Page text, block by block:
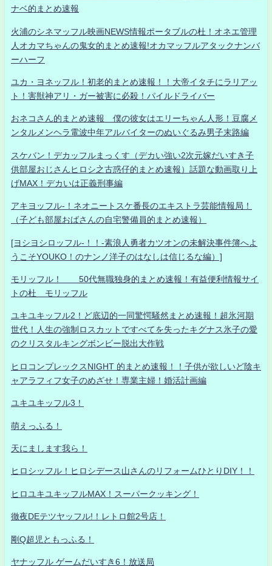
ナベ的まとめ速報
火浦のシネマッフル映画NEWS情報ポータブルの杜！オネエ管理
人オカマちゃんの鬼女的まとめ速報!オカマッフルアタックナンバ
ーハーフ
ユカ・ヨネッフル！初老的まとめ速報！！大帝イタチにラリアッ
ト！害獣神アリ・ガー被害に必殺！パイルドライバー
おネコさん的まとめ速報 僕の彼女はエリーちゃん人形！豆腐メ
ンタルメンヘラ電波中年アルバイターのぬいぐるみ男子末路編
スケバン！デカッフルまっくす（デカい強い2次元嫁だいすき子
供部屋おじさんヒロシ之古惑仔的まとめ速報）話題な動画取り上
げMAX！デカいは正義刑事編
アキヨッフル-！ネオニートスケ番長のエキストラ芸能情報局！
（子ども部屋おばさんの自宅警備員的まとめ速報）
[ヨシヨシロッフル-！！-素浪人勇者カツオンの未解決事件簿へよ
うこそYOUKO！のナンノ洋子のはなしは信じるな編）]
モリッフル！ 50代無職独身的まとめ速報！有益便利情報サイ
トの杜 モリッフル
ユキユキッフル2！ど底辺的一同驚愕騒然まとめ速報！超氷河期
世代！人生の強制ロスカットですべてを失ったキグナス氷子の愛
のクリスタルキングボンビー脱出大作戦
ヒロコンプレックスNIGHT 的まとめ速報！！子供が欲しいど陰キ
ャアラフィフ女子のめざせ！専業主婦！婚活計画編
ユキユキッフル3！
萌えっふる！
天にまします我ら！
ヒロシッフル！ヒロシデース山さんのリフォームひとりDIY！！
ヒロユキユキッフルMAX！スーパークッキング！
徹夜DEテツヤッフル!！レトロ館2号店！
剛Q超児ともっふる！
ヤナッフル ゲームだいすき6！放送局